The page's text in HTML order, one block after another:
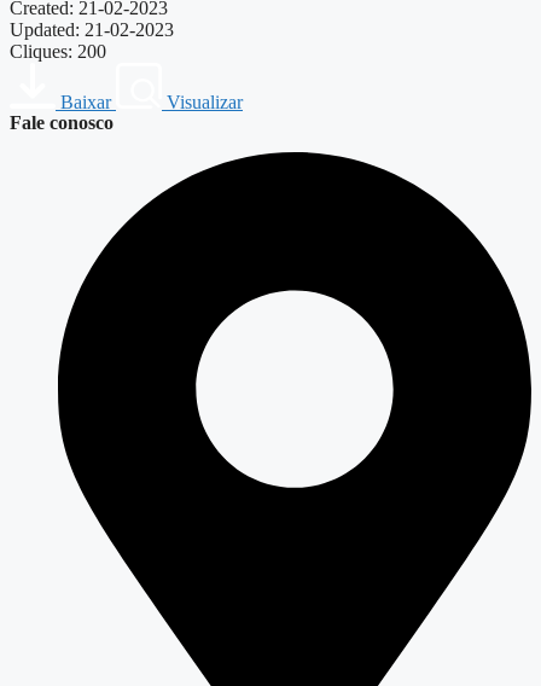
Created: 21-02-2023
Updated: 21-02-2023
Cliques: 200
Baixar
Visualizar
Fale conosco